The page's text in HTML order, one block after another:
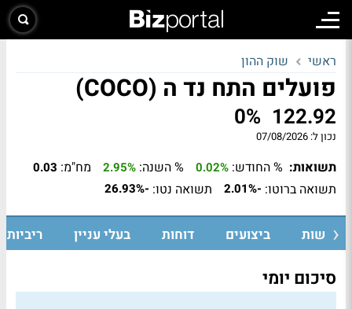
ראשי שוק ההון
פועלים התח נד ה (COCO)
122.92
0%
נכון ל: 07/08/2026
תשואות: % החודש: 0.02% % השנה: 2.95% מח"מ: 0.03
תשואה ברוטו: -2.01% תשואה נטו: -26.93%
חדשות ביצועים דוחות בעלי עניין ריביות
סיכום יומי